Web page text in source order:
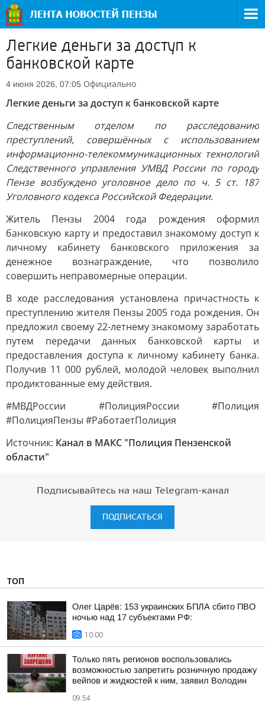
Легкие деньги за доступ к
банковской карте
4 июня 2026, 07:05 Официально
Легкие деньги за доступ к банковской карте
Следственным отделом по расследованию
преступлений, совершённых с использованием
информационно-телекоммуникационных технологий
Следственного управления УМВД России по городу
Пензе возбуждено уголовное дело по ч. 5 ст. 187
Уголовного кодекса Российской Федерации.
Житель Пензы 2004 года рождения оформил
банковскую карту и предоставил знакомому доступ к
личному кабинету банковского приложения за
денежное вознаграждение, что позволило
совершить неправомерные операции.
В ходе расследования установлена причастность к
преступлению жителя Пензы 2005 года рождения. Он
предложил своему 22-летнему знакомому заработать
путем передачи данных банковской карты и
предоставления доступа к личному кабинету банка.
Получив 11 000 рублей, молодой человек выполнил
продиктованные ему действия.
#МВДРоссии #ПолицияРоссии #Полиция
#ПолицияПензы #РаботаетПолиция
Источник: Канал в МАКС "Полиция Пензенской
области"
Подписывайтесь на наш Telegram-канал
ПОДПИСАТЬСЯ
ТОП
Олег Царёв: 153 украинских БПЛА сбито ПВО
ночью над 17 субъектами РФ:
10:00
Только пять регионов воспользовались
возможностью запретить розничную продажу
вейпов и жидкостей к ним, заявил Володин
09:54